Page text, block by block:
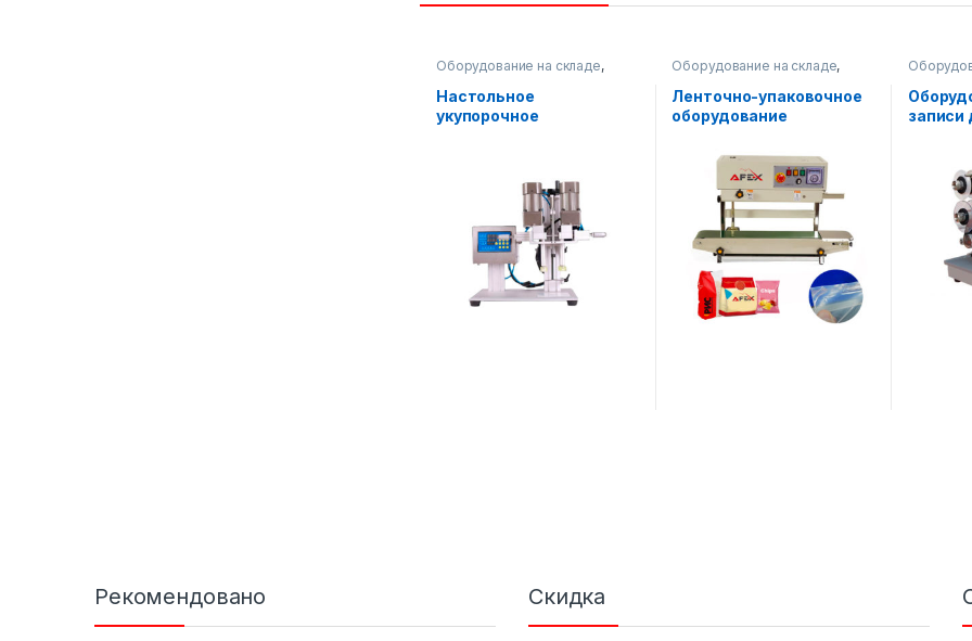
Оборудование на складе,
Водные продукты
Упаковочное оборудование
Настольное
укупорочное
Оборудование на складе,
Упаковочное оборудование
Ленточно-упаковочное
оборудование
записи
Рекомендовано Скидка